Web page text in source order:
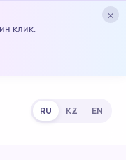
×
клик.
RU KZ EN